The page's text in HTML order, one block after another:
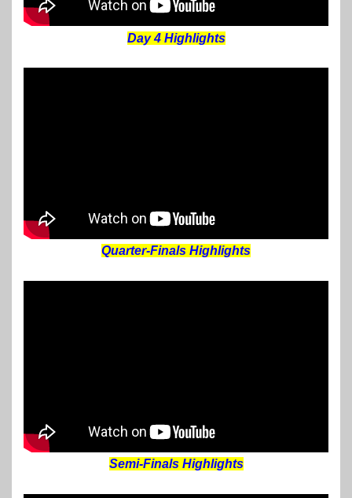
Day 4 Highlights
Quarter-Finals Highlights
Semi-Finals Highlights